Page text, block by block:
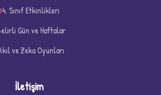
D
4. Sınıf Etkinlikleri
Gün ve Haftalar
ve Zeka Oyunları
İletişim